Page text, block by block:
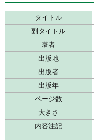
タイトル
副タイトル
著者
出版地
出版者
出版年
ページ数
大きさ
内容注記